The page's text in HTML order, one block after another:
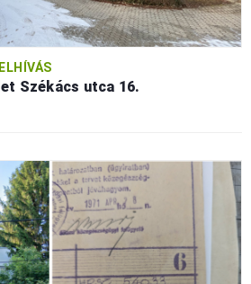
Székács utca 16.